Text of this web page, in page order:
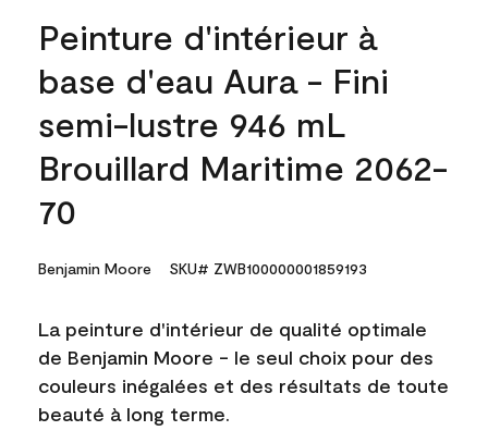
Peinture d'intérieur à
base d'eau Aura - Fini
semi-lustre 946 mL
Brouillard Maritime 2062-
70
Benjamin Moore SKU# ZWB100000001859193
La peinture d'intérieur de qualité optimale
de Benjamin Moore - le seul choix pour des
couleurs inégalées et des résultats de toute
beauté à long terme.